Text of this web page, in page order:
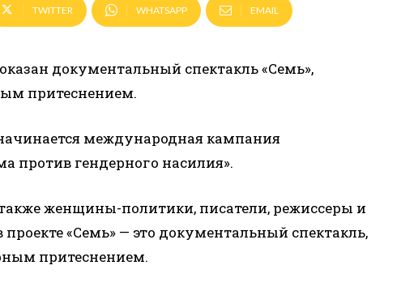
TWITTER WHATSAPP EMAIL
документальный спектакль «Семь»,
притеснением.
международная кампания
против гендерного насилия».
женщины-политики, писатели, режиссеры и
«Семь» — это документальный спектакль,
притеснением.